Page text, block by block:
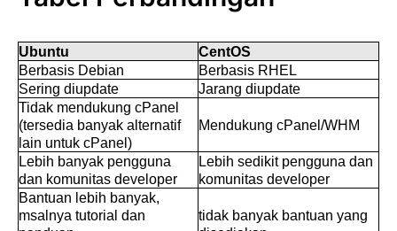
Ubuntu
CentOS
Berbasis Debian
Berbasis RHEL
Sering diupdate
Jarang diupdate
Tidak mendukung cPanel
(tersedia banyak alternatif
lain untuk cPanel)
Mendukung cPanel/WHM
Lebih banyak pengguna
dan komunitas developer
Lebih sedikit pengguna dan
komunitas developer
Bantuan lebih banyak,
msalnya tutorial dan
tidak banyak bantuan yang